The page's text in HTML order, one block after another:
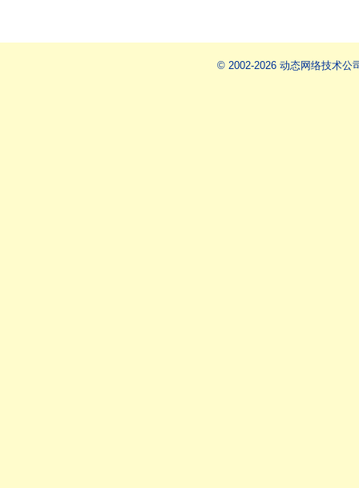
© 2002-2026 动态网络技术公